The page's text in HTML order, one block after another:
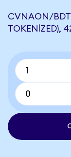
CVNAON/
TOKENIZED),